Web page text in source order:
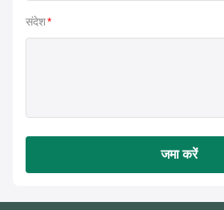
संदेश*
जमा करें